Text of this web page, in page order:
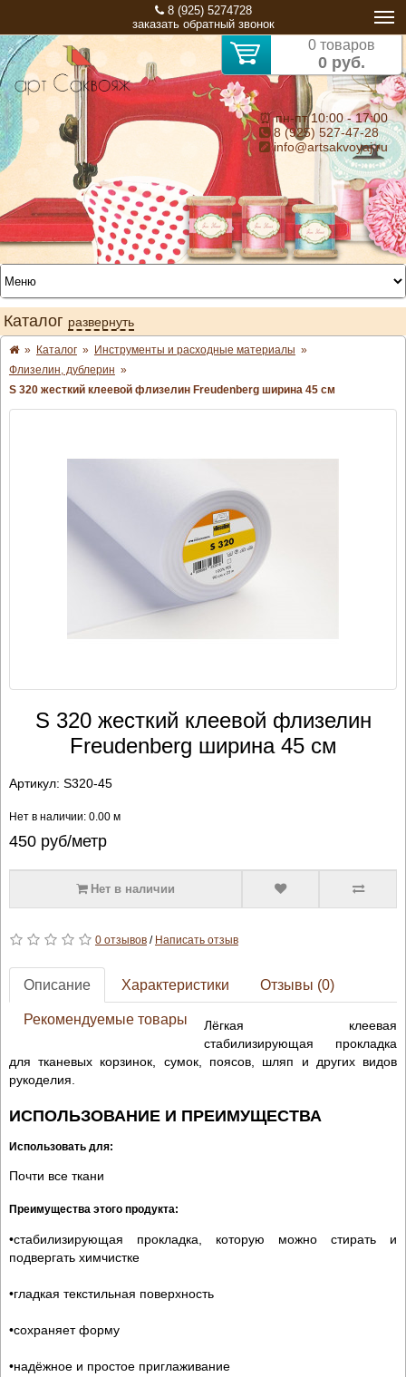
8 (925) 5274728
заказать обратный звонок
0 товаров
0 руб.
⏰ пн-пт 10:00 - 17:00
8 (925) 527-47-28
info@artsakvoyaj.ru
Каталог развернуть
» Каталог » Инструменты и расходные материалы »
Флизелин, дублерин »
S 320 жесткий клеевой флизелин Freudenberg ширина 45 см
S 320 жесткий клеевой флизелин
Freudenberg ширина 45 см
Артикул: S320-45
Нет в наличии: 0.00 м
450руб/метр
Нет в наличии
0 отзывов/ Написать отзыв
Описание Характеристики Отзывы (0)
Рекомендуемые товары
Лёгкая клеевая
стабилизирующая прокладка
для тканевых корзинок, сумок, поясов, шляп и других видов
рукоделия.
ИСПОЛЬЗОВАНИЕ И ПРЕИМУЩЕСТВА
Использовать для:
Почти все ткани
Преимущества этого продукта:
•стабилизирующая прокладка, которую можно стирать и
подвергать химчистке
•гладкая текстильная поверхность
•сохраняет форму
•надёжное и простое приглаживание